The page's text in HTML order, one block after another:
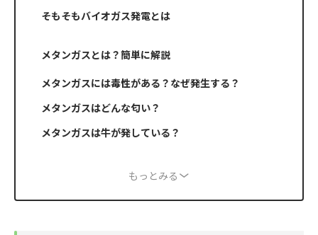
そもそもバイオガス発電とは
メタンガスとは？簡単に解説
メタンガスには毒性がある？なぜ発生する？
メタンガスはどんな匂い？
メタンガスは牛が発している？
もっとみる